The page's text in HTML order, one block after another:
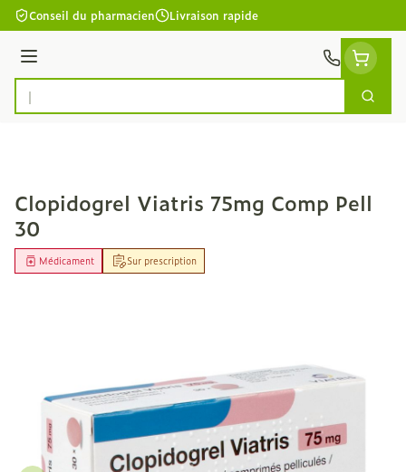
Aller au contenu
Conseil du pharmacien Livraison rapide
Menu
Rechercher
Clopidogrel Viatris 75mg Comp Pell
30
Sur prescription
Médicament